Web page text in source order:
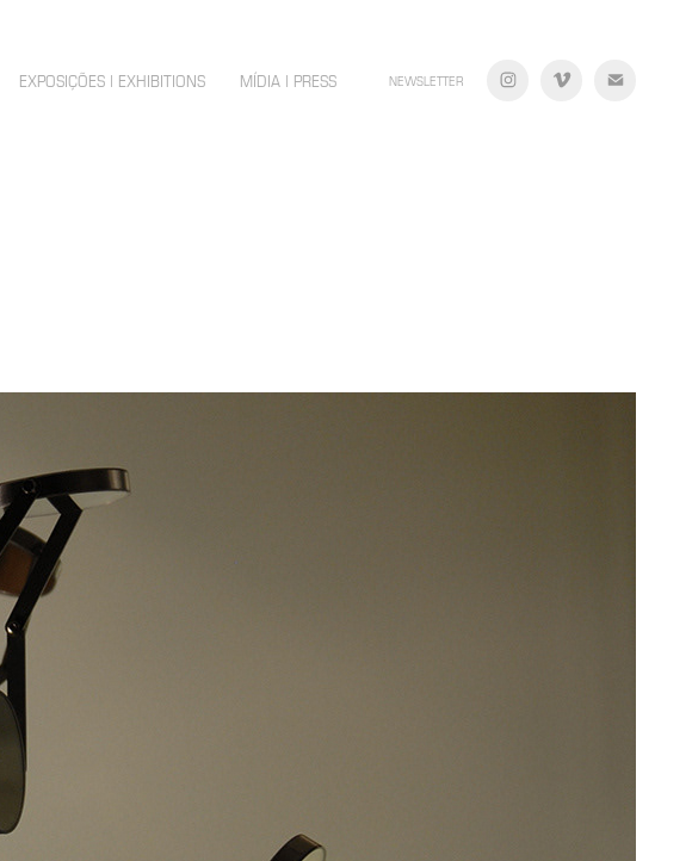
EXPOSIÇÕES | EXHIBITIONS MÍDIA | PRESS NEWSLETTER